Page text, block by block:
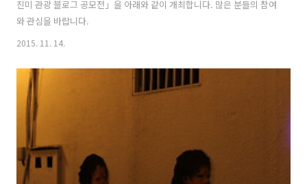
진미 관광 블로그 공모전」을 아래와 같이 개최합니다. 많은 분들의 참여
와 관심을 바랍니다.
2015. 11. 14.